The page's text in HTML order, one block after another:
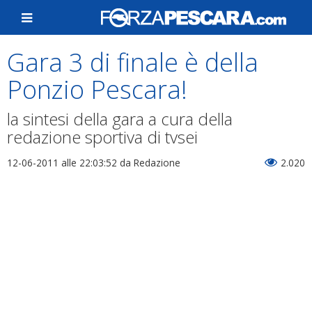
Gara 3 di finale è della
Ponzio Pescara!
la sintesi della gara a cura della
redazione sportiva di tvsei
12-06-2011 alle 22:03:52 da Redazione 2.020